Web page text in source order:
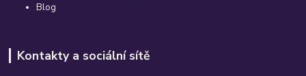
Blog
Kontakty a sociální sítě